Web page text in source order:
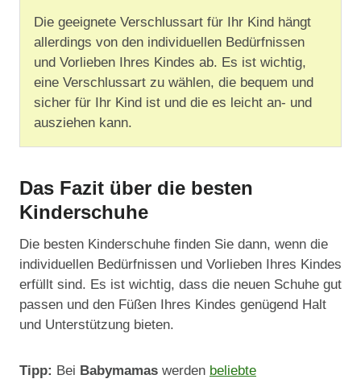
Die geeignete Verschlussart für Ihr Kind hängt
allerdings von den individuellen Bedürfnissen
und Vorlieben Ihres Kindes ab. Es ist wichtig,
eine Verschlussart zu wählen, die bequem und
sicher für Ihr Kind ist und die es leicht an- und
ausziehen kann.
Das Fazit über die besten
Kinderschuhe
Die besten Kinderschuhe finden Sie dann, wenn die
individuellen Bedürfnissen und Vorlieben Ihres Kindes
erfüllt sind. Es ist wichtig, dass die neuen Schuhe gut
passen und den Füßen Ihres Kindes genügend Halt
und Unterstützung bieten.
Tipp: Bei Babymamas werden beliebte